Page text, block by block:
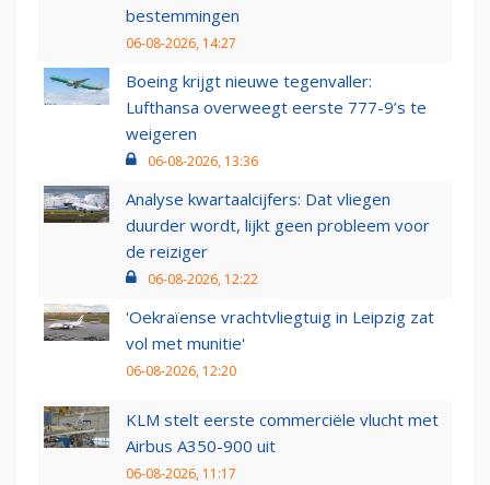
bestemmingen
06-08-2026, 14:27
Boeing krijgt nieuwe tegenvaller:
Lufthansa overweegt eerste 777-9’s te
weigeren
06-08-2026, 13:36
Analyse kwartaalcijfers: Dat vliegen
duurder wordt, lijkt geen probleem voor
de reiziger
06-08-2026, 12:22
'Oekraïense vrachtvliegtuig in Leipzig zat
vol met munitie'
06-08-2026, 12:20
KLM stelt eerste commerciële vlucht met
Airbus A350-900 uit
06-08-2026, 11:17